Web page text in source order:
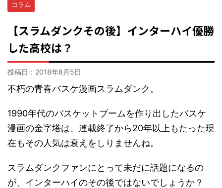
コラム
【スラムダンクその後】インターハイ優勝
した高校は？
投稿日： 2018年8月5日
不朽の青春バスケ漫画スラムダンク。
1990年代のバスケットブームを作り出したバスケ
漫画の金字塔は、連載終了から20年以上もたった現
在もその人気は衰えをしりませんね。
スラムダンクファンにとって未だに話題になるの
が、インターハイのその後ではないでしょうか？